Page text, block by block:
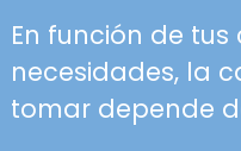
En función de
necesidades, la
tomar depende